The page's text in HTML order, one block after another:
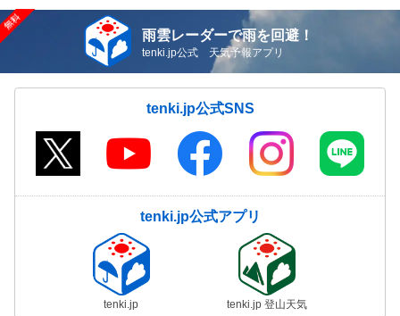
雨雲レーダーで雨を回避！
tenki.jp公式 天気予報アプリ
tenki.jp公式SNS
tenki.jp公式アプリ
tenki.jp tenki.jp 登山天気